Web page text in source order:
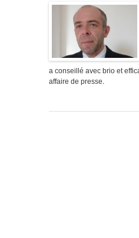
a conseillé avec brio et
affaire de presse.